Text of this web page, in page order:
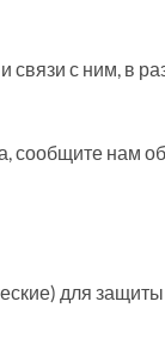
с ним, в
нам об
для